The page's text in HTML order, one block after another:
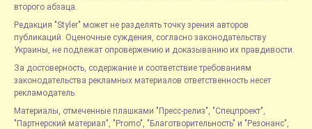
второго абзаца.
Редакция "Styler" может не разделять точку зрения авторов
публикаций. Оценочные суждения, согласно законодательству
Украины, не подлежат опровержению и доказыванию их правдивости.
За достоверность, содержание и соответствие требованиям
законодательства рекламных материалов ответственность несет
рекламодатель.
Материалы, отмеченные плашками "Пресс-релиз", "Спецпроект",
"Партнерский материал", "Promo", "Благотворительность" и "Резонанс",